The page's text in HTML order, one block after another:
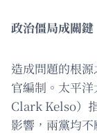
政治僵局成關
造成問題的根
官編制。太平
Clark Kelso）
影響，兩黨均